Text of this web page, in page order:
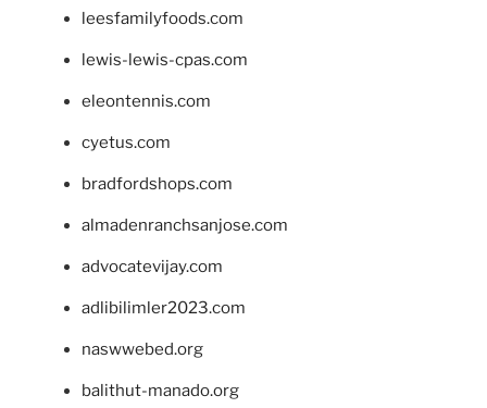
leesfamilyfoods.com
lewis-lewis-cpas.com
eleontennis.com
cyetus.com
bradfordshops.com
almadenranchsanjose.com
advocatevijay.com
adlibilimler2023.com
naswwebed.org
balithut-manado.org